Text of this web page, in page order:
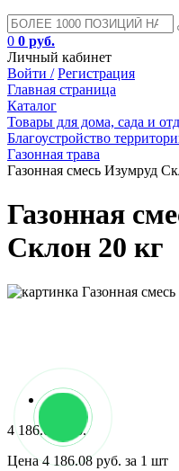
0 0 руб.
Личный кабинет
Войти / Регистрация
Главная страница
Каталог
Товары для дома, сада и
Благоустройство
Газонная трава
Газонная смесь Изумруд
Газонная
Склон 20 кг
4 186.08 руб.
Цена 4 186.08 руб. за 1 шт